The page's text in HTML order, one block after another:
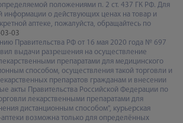
положениями п. 2 ст. 437 ГК РФ. Для
информации о действующих ценах на товар и
аптеке, пожалуйста, обращайтесь по
03
Правительства РФ от 16 мая 2020 года № 697
выдачи разрешения на осуществление
препаратами для медицинского
способом, осуществления такой торговли и
препаратов гражданам и внесении
акты Правительства Российской Федерации по
лекарственными препаратами для
дистанционным способом", курьерская
аптеки возможна только для определённых